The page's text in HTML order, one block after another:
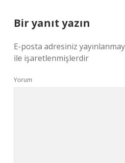
Bir yanıt yazın
E-posta adresiniz
ile işaretlenmişlerdir
Yorum